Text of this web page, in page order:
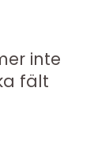
inte
fält